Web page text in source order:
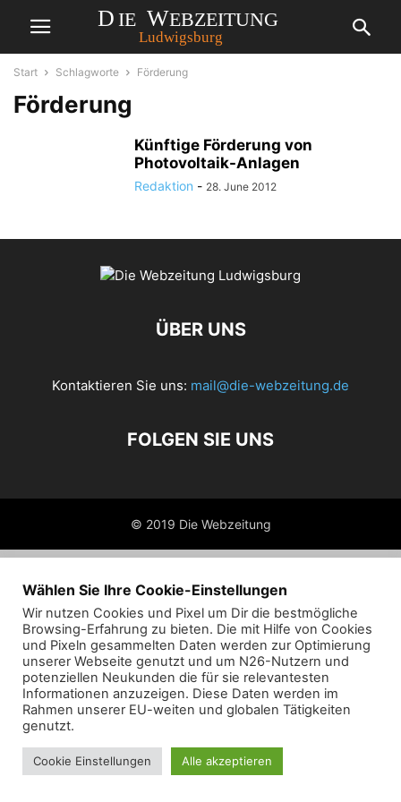
Start Schlagworte Förderung
Förderung
Künftige Förderung von
Photovoltaik-Anlagen
Redaktion - 28. June 2012
ÜBER UNS
Kontaktieren Sie uns: mail@die-webzeitung.de
FOLGEN SIE UNS
© 2019 Die Webzeitung
Wählen Sie Ihre Cookie-Einstellungen
Wir nutzen Cookies und Pixel um Dir die bestmögliche
Browsing-Erfahrung zu bieten. Die mit Hilfe von Cookies
und Pixeln gesammelten Daten werden zur Optimierung
unserer Webseite genutzt und um N26-Nutzern und
potenziellen Neukunden die für sie relevantesten
Informationen anzuzeigen. Diese Daten werden im
Rahmen unserer EU-weiten und globalen Tätigkeiten
genutzt.
Cookie Einstellungen Alle akzeptieren